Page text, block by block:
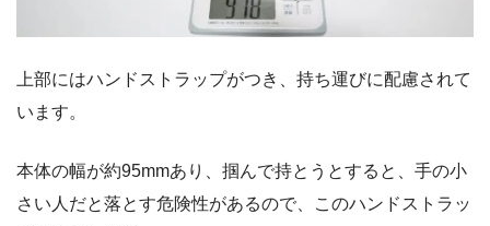
上部にはハンドストラップがつき、持ち運びに配慮されて
います。
本体の幅が約95mmあり、掴んで持とうとすると、手の小
さい人だと落とす危険性があるので、このハンドストラッ